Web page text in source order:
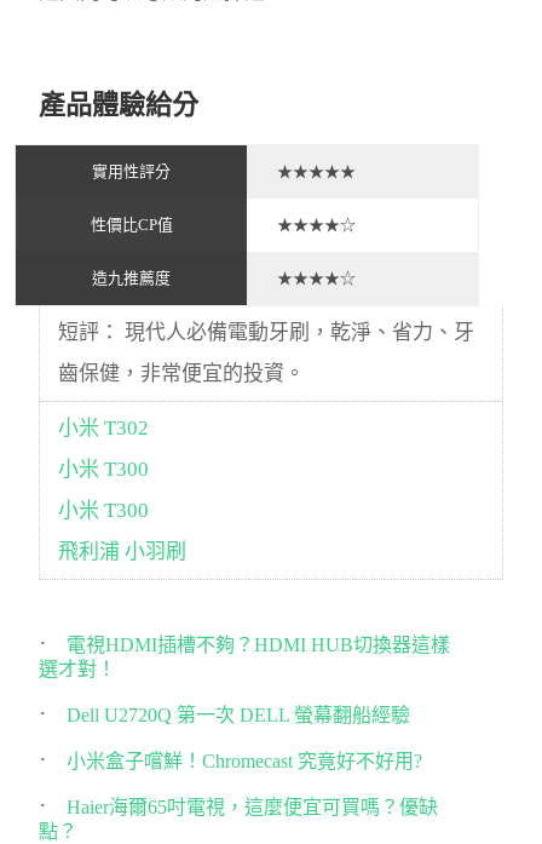
產品體驗給分
實用性評分 ★★★★★
性價比CP值 ★★★★☆
造九推薦度 ★★★★☆
短評： 現代人必備電動牙刷，乾淨、省力、牙
齒保健，非常便宜的投資。
小米 T302
小米 T300
小米 T300
飛利浦 小羽刷
電視HDMI插槽不夠？HDMI HUB切換器這樣
選才對！
Dell U2720Q 第一次 DELL 螢幕翻船經驗
小米盒子嚐鮮！Chromecast 究竟好不好用?
Haier海爾65吋電視，這麼便宜可買嗎？優缺
點？